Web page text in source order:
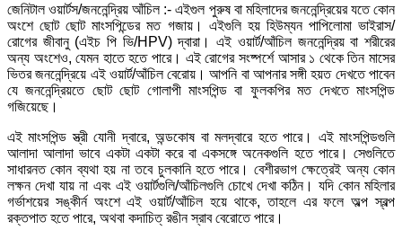
জেনিটাল ওয়ার্টস/জননেন্দ্রিয় আঁচিল :- এইগুল পুরুষ বা মহিলাদের জননেন্দ্রিয়ের যতে কোন
অংশে ছোট ছোট মাংসপিন্ডের মত গজায়। এইগুলি হয় হিউম্যন পাপিলোমা ভাইরাস/
রোগের জীবানু (এইচ পি ভি/HPV) দ্বারা। এই ওয়ার্ট/আঁচিল জননেন্দ্রিয় বা শরীরের
অন্য অংশেও, যেমন হাতে হতে পারে। এই রোগের সংষ্পর্শে আসার ১ থেকে তিন মাসের
ভিতর জননেন্দ্রিয়ে এই ওয়ার্ট/আঁচিল বেরোয়। আপনি বা আপনার সঙ্গী হয়ত দেখতে পাবেন
যে জননেন্দ্রিয়তে ছোট ছোট গোলাপী মাংসপিন্ড বা ফুলকপির মত দেখতে মাংসপিন্ড
গজিয়েছে।
এই মাংসপিন্ড স্ত্রী যোনী দ্বারে, অন্ডকোষ বা মলদ্বারে হতে পারে। এই মাংসপিন্ডগুলি
আলাদা আলাদা ভাবে একটা একটা করে বা একসঙ্গে অনেকগুলি হতে পারে। সেগুলিতে
সাধারনত কোন ব্যথা হয় না তবে চুলকানি হতে পারে। বেশীরভাগ ক্ষেত্রেই অন্য কোন
লক্ষন দেখা যায় না এবং এই ওয়ার্টগুলি/আঁচিলগুলি চোখে দেখা কঠিন। যদি কোন মহিলার
গর্ভাশয়ের সঙ্কীর্ন অংশে এই ওয়ার্ট/আঁচিল হয়ে থাকে, তাহলে এর ফলে অল্প স্বল্প
রক্তপাত হতে পারে, অথবা কদাচিত্ রঙীন স্রাব বেরোতে পারে।